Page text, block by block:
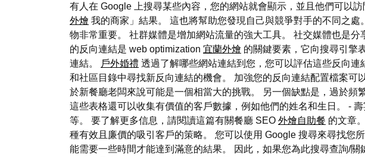
有人在 Google 上搜尋某些內容，您的網站就會顯示，並且他們可以
外燴 我的商家」結果。 這也將幫助您發現自己與競爭對手的不同之
物非常重要。 社群媒體是增加網站流量的強大工具。 社交媒體也是
的反向連結是 web optimization 宜蘭外燴 的關鍵要素，它向搜尋引擎
連結。
戶外婚禮 透過了解哪些網站連結到您，您可以評估這些反向連
和社區目錄中尋找新反向連結的機會。 加強您的反向連結配置檔案
於新餐廳老闆來說可能是一個相當大的挑戰。 另一個缺點是，過於頻
這些表格還可以收集有價值的客戶數據，例如他們的姓名和生日。 - 壽
等。 要了解更多信息，請閱讀這篇有關餐廳 SEO 外燴自助餐 的文章。
種有效且廉價的吸引客戶的策略。 您可以使用 Google 搜尋來尋找您
能需要一些時間才能達到滿意的結果。 因此，如果您為此搜尋查詢/